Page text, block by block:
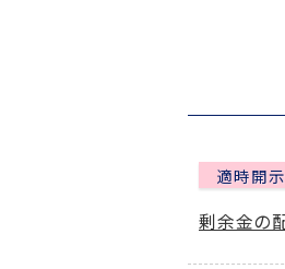
適時開示
剰余金の